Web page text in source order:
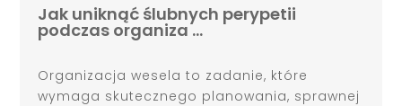
Jak uniknąć ślubnych perypetii
podczas organiza …
Organizacja wesela to zadanie, które
wymaga skutecznego planowania, sprawnej